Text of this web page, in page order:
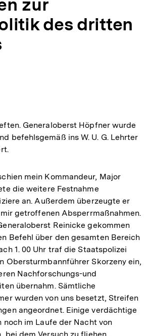
zur
des dritten
Generaloberst Höpfner wurde
befehlsgemäß ins W. U. G. Lehrter
mein Kommandeur, Major
die weitere Festnahme
an. Außerdem überzeugte er
getroffenen Absperrmaßnahmen.
Reinicke gekommen
Befehl über den gesamten Bereich
1. 00 Uhr traf die Staatspolizei
Obersturmbannführer Skorzeny ein,
Nachforschungs-und
übernahm. Sämtliche
wurden von uns besetzt, Streifen
angeordnet. Einige verdächtige
noch im Laufe der Nacht von
bei dem Versuch zu fliehen,